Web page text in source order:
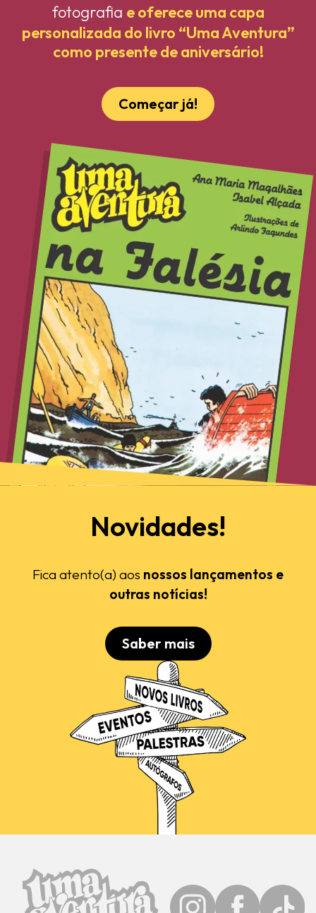
fotografia e oferece uma capa
personalizada do livro “Uma Aventura”
como presente de aniversário!
Começar já!
Novidades!
Fica atento(a) aos nossos lançamentos e
outras notícias!
Saber mais